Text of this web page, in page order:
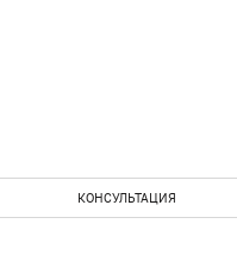
КОНСУЛЬТАЦИЯ